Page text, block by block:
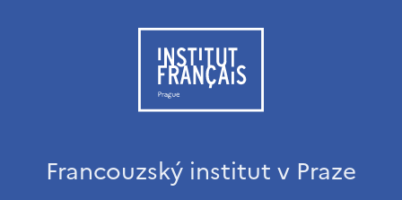
Francouzský institut v Praze